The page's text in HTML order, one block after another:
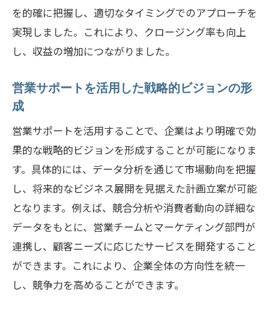
を的確に把握し、適切なタイミングでのアプローチを
実現しました。これにより、クロージング率も向上
し、収益の増加につながりました。
営業サポートを活用した戦略的ビジョンの形
成
営業サポートを活用することで、企業はより明確で効
果的な戦略的ビジョンを形成することが可能になりま
す。具体的には、データ分析を通じて市場動向を把握
し、将来的なビジネス展開を見据えた計画立案が可能
となります。例えば、競合分析や消費者動向の詳細な
データをもとに、営業チームとマーケティング部門が
連携し、顧客ニーズに応じたサービスを開発すること
ができます。これにより、企業全体の方向性を統一
し、競争力を高めることができます。